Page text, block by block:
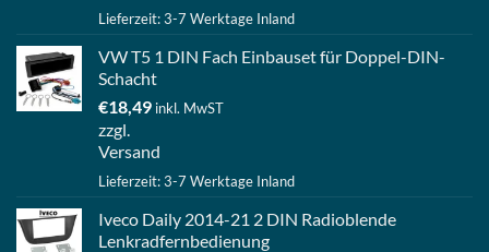
Lieferzeit: 3-7 Werktage Inland
VW T5 1 DIN Fach Einbauset für Doppel-DIN-
Schacht
€18,49 inkl. MwST
zzgl.
Versand
Lieferzeit: 3-7 Werktage Inland
Iveco Daily 2014-21 2 DIN Radioblende
Lenkradfernbedienung